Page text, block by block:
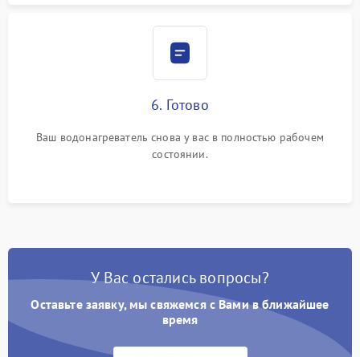
6. Готово
Ваш водонагреватель снова у вас в полностью рабочем
состоянии.
У Вас остались вопросы?
Оставьте заявку, мы свяжемся с Вами в ближайшее
время